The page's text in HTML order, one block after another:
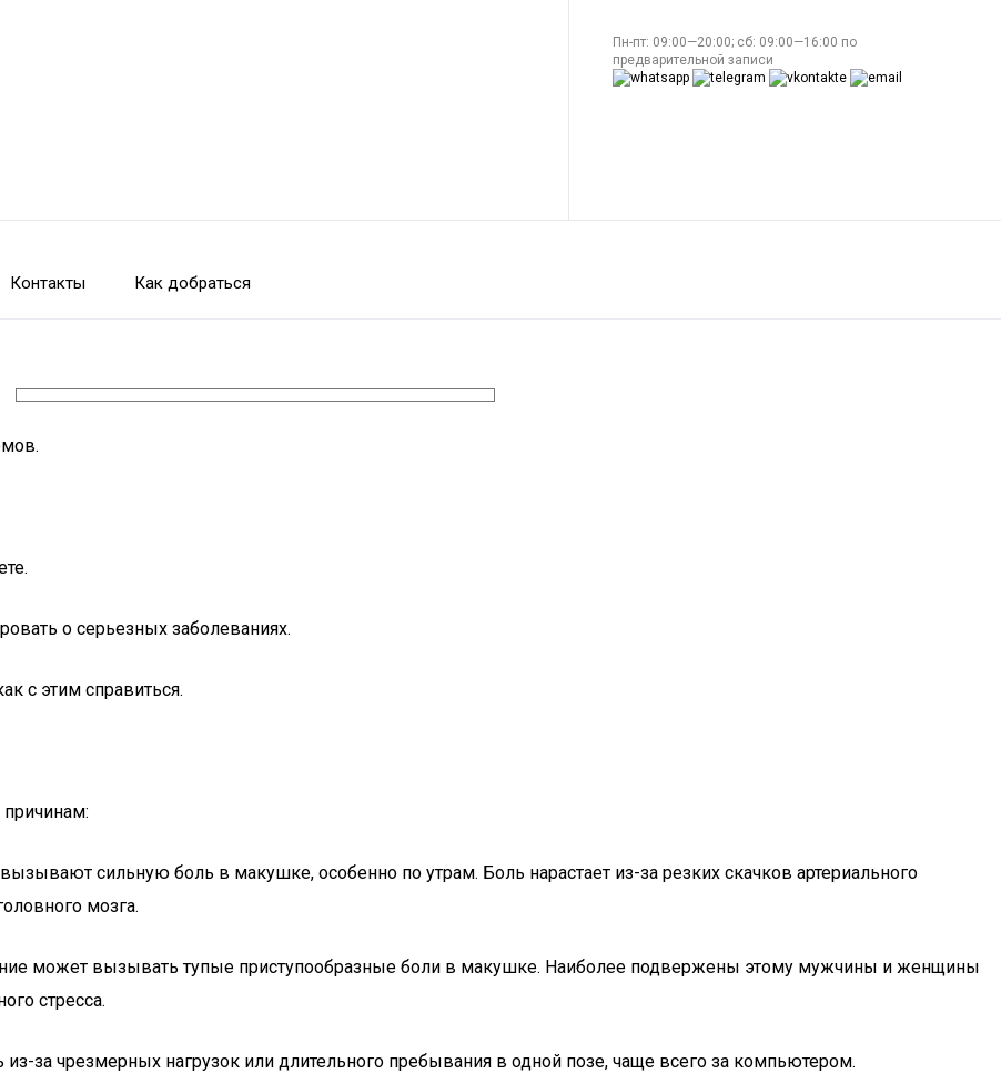
Пн-пт: 09:00—20:00; сб: 09:00—16:00 по
предварительной записи
Контакты Как добраться
о серьезных заболеваниях.
с этим справиться.
вызывают сильную боль в макушке, особенно по утрам. Боль нарастает из-за резких скачков артериального
мозга.
может вызывать тупые приступообразные боли в макушке. Наиболее подвержены этому мужчины и женщины
стресса.
за чрезмерных нагрузок или длительного пребывания в одной позе, чаще всего за компьютером.